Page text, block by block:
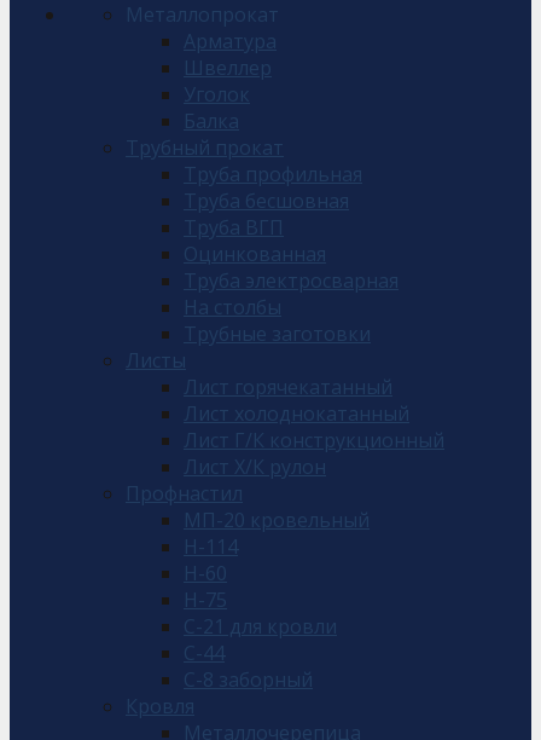
Металлопрокат
Арматура
Швеллер
Уголок
Балка
Трубный прокат
Труба профильная
Труба бесшовная
Труба ВГП
Оцинкованная
Труба электросварная
На столбы
Трубные заготовки
Листы
Лист горячекатанный
Лист холоднокатанный
Лист Г/К конструкционный
Лист Х/К рулон
Профнастил
МП-20 кровельный
Н-114
Н-60
Н-75
С-21 для кровли
С-44
С-8 заборный
Кровля
Металлочерепица